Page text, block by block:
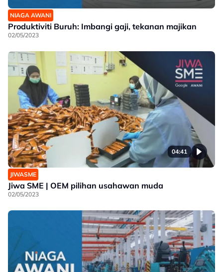
NIAGA AWANI
Produktiviti Buruh: Imbangi gaji, tekanan majikan
02/05/2023
04:41
JIWASME
Jiwa SME | OEM pilihan usahawan muda
02/05/2023